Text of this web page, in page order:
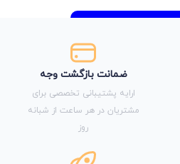
ضمانت بازگشت وجه
ارایه پشتیبانی تخصصی برای
مشتریان در هر ساعت از شبانه
روز